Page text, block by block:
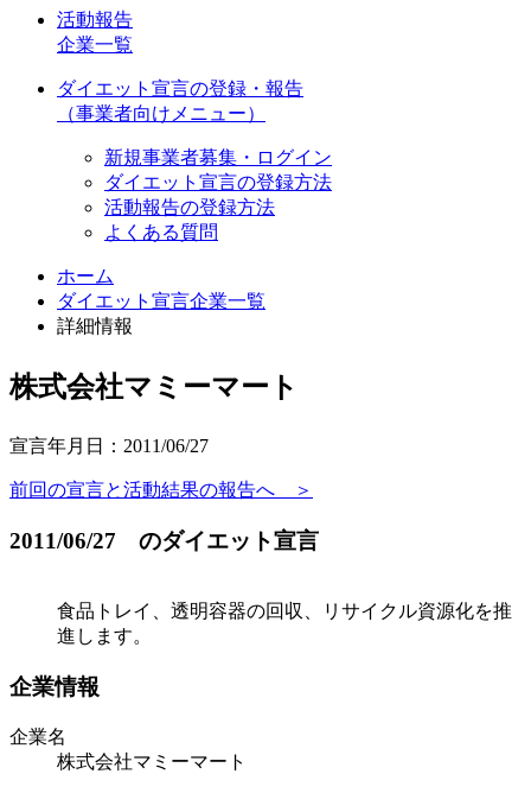
活動報告
企業一覧
ダイエット宣言の登録・報告
（事業者向けメニュー）
新規事業者募集・ログイン
ダイエット宣言の登録方法
活動報告の登録方法
よくある質問
ホーム
ダイエット宣言企業一覧
詳細情報
株式会社マミーマート
宣言年月日：2011/06/27
前回の宣言と活動結果の報告へ ＞
2011/06/27 のダイエット宣言
食品トレイ、透明容器の回収、リサイクル資源化を推
進します。
企業情報
企業名
株式会社マミーマート